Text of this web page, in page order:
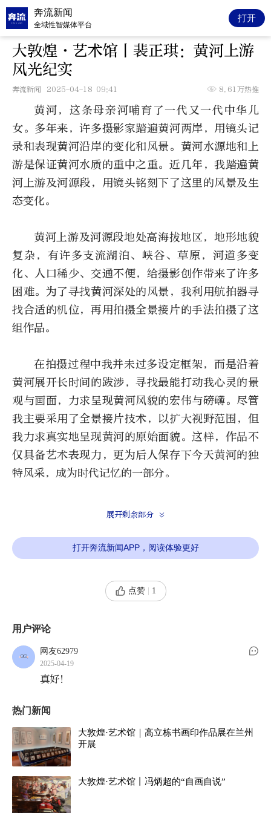
奔流新闻
全域性智媒体平台
打开
大敦煌·艺术馆丨裴正琪：黄河上游
风光纪实
奔流新闻 2025-04-18 09:41 8.61万热推
黄河，这条母亲河哺育了一代又一代中华儿
女。多年来，许多摄影家踏遍黄河两岸，用镜头记
录和表现黄河沿岸的变化和风景。黄河水源地和上
游是保证黄河水质的重中之重。近几年，我踏遍黄
河上游及河源段，用镜头铭刻下了这里的风景及生
态变化。
黄河上游及河源段地处高海拔地区，地形地貌
复杂，有许多支流湖泊、峡谷、草原，河道多变
化、人口稀少、交通不便，给摄影创作带来了许多
困难。为了寻找黄河深处的风景，我利用航拍器寻
找合适的机位，再用拍摄全景接片的手法拍摄了这
组作品。
在拍摄过程中我并未过多设定框架，而是沿着
黄河展开长时间的跋涉，寻找最能打动我心灵的景
观与画面，力求呈现黄河风貌的宏伟与磅礴。尽管
我主要采用了全景接片技术，以扩大视野范围，但
我力求真实地呈现黄河的原始面貌。这样，作品不
仅具备艺术表现力，更为后人保存下今天黄河的独
特风采，成为时代记忆的一部分。
实地拍摄时，我每次都事先选择合适的拍摄范
利用光影气象的变化，呈现最完美的画面。自然景
间段会带来不同的光线、氛围和视觉效果。黄金时
刻（日出和日落前后）提供柔和温暖的光线，适合
秘的氛围，适合拍摄宁静的景观。正午时分光线直
射，阴影更适合创作强对比的作品，而季节和天气
的变化则为景观带来不同的色彩与情感。
从感性上升到理性认识层面，是我不断拍摄黄
河题材的最深体会。初次接触这片辽阔河流时，更
多的是被它的壮丽景象震撼，黄河的汹涌与宁静交
替、波涛与平静共存，给我带来强烈的视觉冲击与
情感共鸣。然而，随着拍摄的深入，我开始从更加
理性的角度思考黄河的历史、文化与生态价值。每
展开剩余部分
打开奔流新闻APP，阅读体验更好
点赞 1
用户评论
网友62979
2025-04-19
真好！
热门新闻
大敦煌·艺术馆｜高立栋书画印作品展在兰州
开展
大敦煌·艺术馆丨冯炳超的“自画自说”